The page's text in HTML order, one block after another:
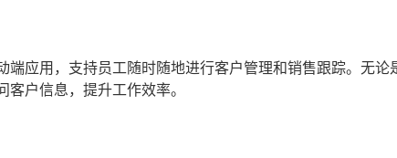
端应用，支持员工随时随地进行客户管理和销售跟踪。无论
户信息，提升工作效率。